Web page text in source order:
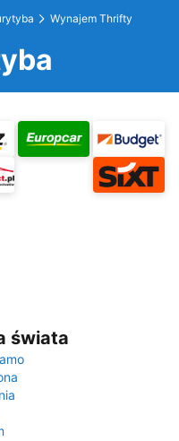
Wynajem Thrifty
świata